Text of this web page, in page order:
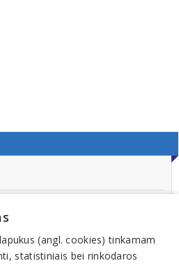
(angl. cookies) tinkamam
statistiniais bei rinkodaros